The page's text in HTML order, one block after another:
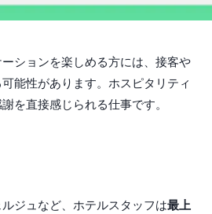
ションを楽しめる方には、接客や
能性があります。ホスピタリティ
を直接感じられる仕事です。
ジュなど、ホテルスタッフは最上